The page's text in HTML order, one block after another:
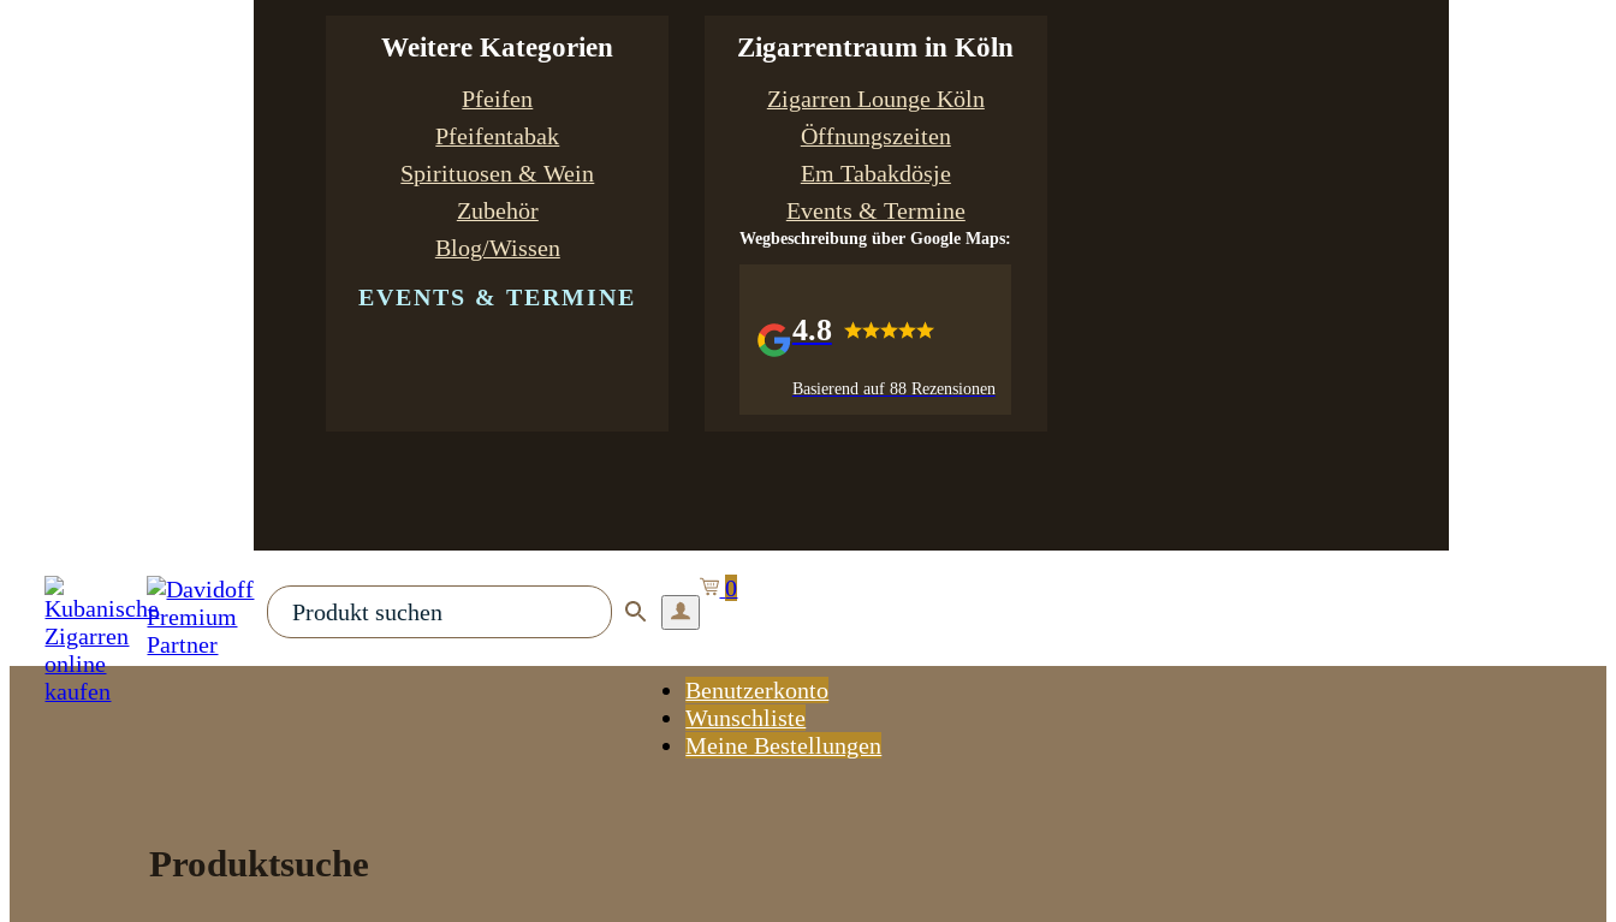
Weitere Kategorien
Pfeifen
Pfeifentabak
Spirituosen & Wein
Zubehör
Blog/Wissen
EVENTS & TERMINE
Zigarrentraum in Köln
Zigarren Lounge Köln
Öffnungszeiten
Em Tabakdösje
Events & Termine
Wegbeschreibung über Google Maps:
4.8
Basierend auf 88 Rezensionen
Benutzerkonto
Wunschliste
Meine Bestellungen
0
Produktsuche